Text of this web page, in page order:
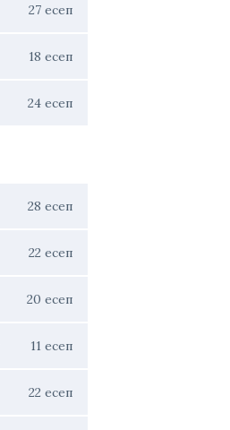
27 есеп
18 есеп
24 есеп
28 есеп
22 есеп
20 есеп
11 есеп
22 есеп